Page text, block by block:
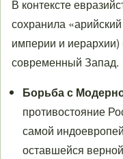
В контексте
сохранила
империи и
современный Запад.
Борьба с
противостояние
самой
оставшейся